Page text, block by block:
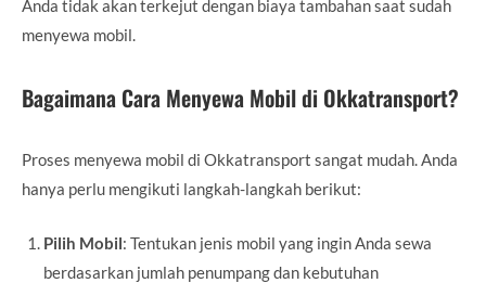
Anda tidak akan terkejut dengan biaya tambahan saat sudah
menyewa mobil.
Bagaimana Cara Menyewa Mobil di Okkatransport?
Proses menyewa mobil di Okkatransport sangat mudah. Anda
hanya perlu mengikuti langkah-langkah berikut:
Pilih Mobil: Tentukan jenis mobil yang ingin Anda sewa
berdasarkan jumlah penumpang dan kebutuhan